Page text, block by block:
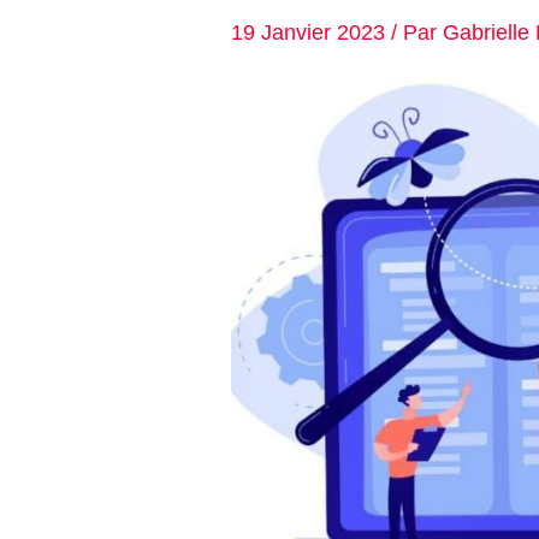
19 Janvier 2023/ Par Gabrielle